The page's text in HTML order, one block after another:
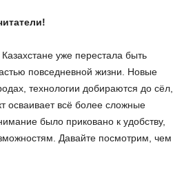
уже перестала быть
повседневной жизни. Новые
технологии добираются до сёл,
осваивает всё более сложные
было приковано к удобству,
Давайте посмотрим, чем